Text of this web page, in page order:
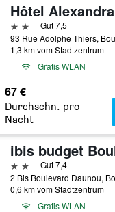
Hôtel Alexandra
2 SterneGut 7,5
1,3 km vom Stadtzentrum
Gratis WLAN
67 €
Durchschn. pro
Nacht
2 SterneGut 7,4
0,6 km vom Stadtzentrum
Gratis WLAN